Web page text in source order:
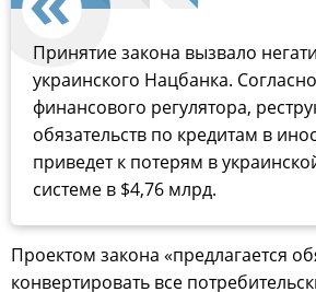
Принятие закона вызвало
украинского Нацбанка.
финансового регулятора,
обязательств по кредитам в
приведет к потерям в
системе в $4,76 млрд.
Проектом закона «предлагается
конвертировать все